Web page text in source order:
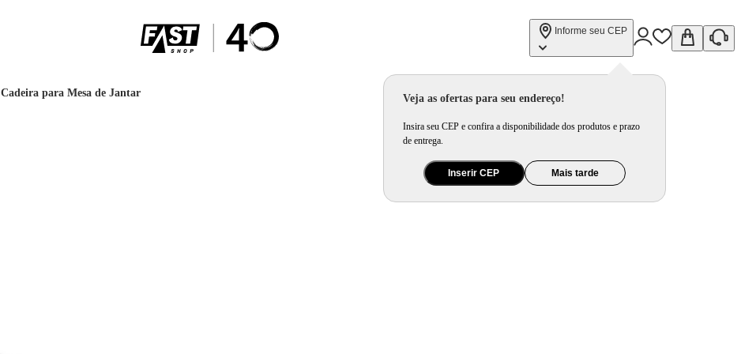
Informe seu CEP
Veja as ofertas para seu endereço!
Insira seu CEP e confira a disponibilidade dos produtos e prazo
de entrega.
Inserir CEP Mais tarde
Cadeira para Mesa de Jantar